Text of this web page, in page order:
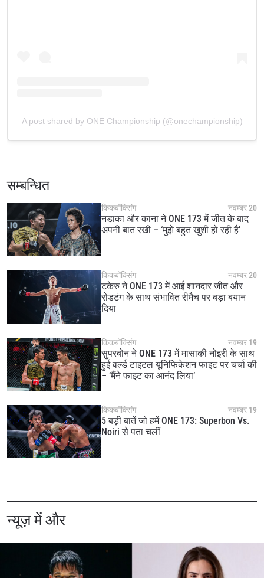
A post shared by ONE Championship (@onechampionship)
सम्बन्धित
किकबॉक्सिंग नवम्बर 20
नडाका और काना ने ONE 173 में जीत के बाद
अपनी बात रखी – ‘मुझे बहुत खुशी हो रही है’
किकबॉक्सिंग नवम्बर 20
टकेरु ने ONE 173 में आई शानदार जीत और
रोडटंग के साथ संभावित रीमैच पर बड़ा बयान
दिया
किकबॉक्सिंग नवम्बर 19
सुपरबोन ने ONE 173 में मासाकी नोइरी के साथ
हुई वर्ल्ड टाइटल यूनिफिकेशन फाइट पर चर्चा की
– ‘मैंने फाइट का आनंद लिया’
किकबॉक्सिंग नवम्बर 19
5 बड़ी बातें जो हमें ONE 173: Superbon Vs.
Noiri से पता चलीं
न्यूज़ में और
प्रतिद्वंद्वी
इवेंट
हाइलाइट्स देखें
STAY IN THE KNOW
Take ONE Championship wherever you go! Sign up now
to gain access to latest news, unlock special offers
and get first access to the best seats to our live
events.
नाम
सदस्यता लें
By submitting this form, you are agreeing to our
under ourPrivacy Policy. You may unsubscribe from
these communications at any time.